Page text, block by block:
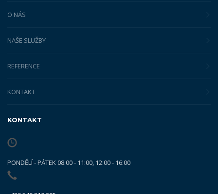
O NÁS
NAŠE SLUŽBY
REFERENCE
KONTAKT
KONTAKT
PONDĚLÍ - PÁTEK 08.00 - 11:00, 12:00 - 16:00